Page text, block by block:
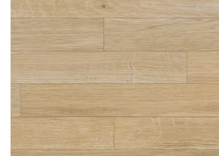
Wymiary parkietów:
11/4mm lub 13/6 mm x 70 mm x 490 mm
Klasa parkietów do wyboru: